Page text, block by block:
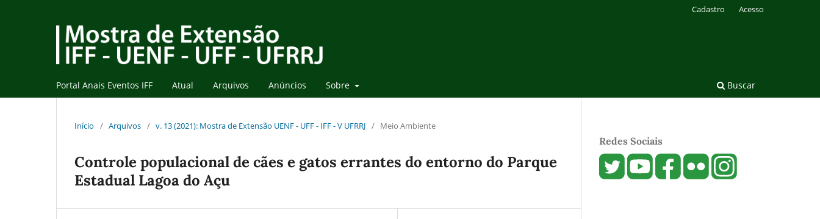
Portal Anais Eventos IFF Atual Arquivos Anúncios Sobre Buscar
Cadastro Acesso
Início / Arquivos / v. 13 (2021): Mostra de Extensão UENF - UFF - IFF - V UFRRJ / Meio Ambiente
Controle populacional de cães e gatos errantes do entorno do Parque
Estadual Lagoa do Açu
Redes Sociais